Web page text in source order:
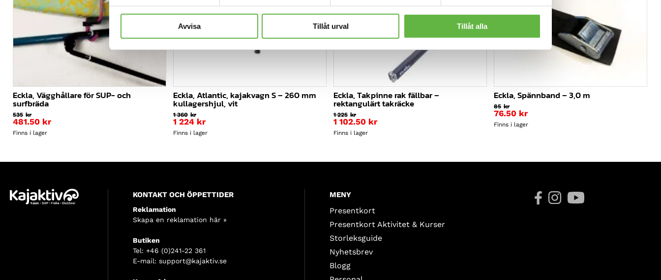
Avvisa Tillåt urval Tillåt alla
Eckla, Vägghållare för SUP- och
surfbräda
535 kr
481.50 kr
Finns i lager
Eckla, Atlantic, kajakvagn S – 260 mm
kullagershjul, vit
1 360 kr
1 224 kr
Finns i lager
Eckla, Takpinne rak fällbar –
rektangulärt takräcke
1 225 kr
1 102.50 kr
Finns i lager
Eckla, Spännband – 3,0 m
85 kr
76.50 kr
Finns i lager
KONTAKT OCH ÖPPETTIDER
Reklamation
Skapa en reklamation här »
Butiken
Tel: +46 (0)241-22 361
E-mail: support@kajaktiv.se
MENY
Presentkort
Presentkort Aktivitet & Kurser
Storleksguide
Nyhetsbrev
Blogg